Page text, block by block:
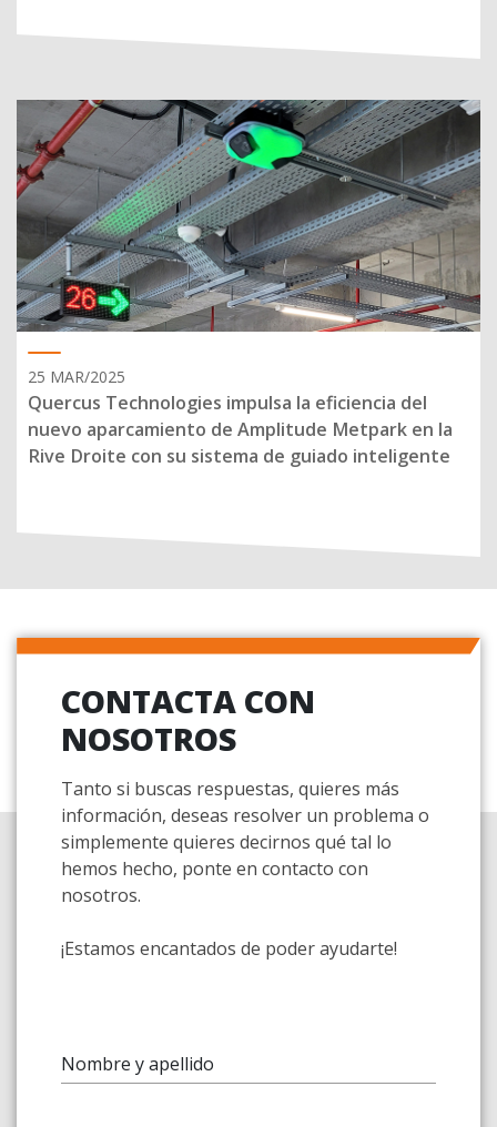
25 MAR/2025
Quercus Technologies impulsa la eficiencia del
nuevo aparcamiento de Amplitude Metpark en la
Rive Droite con su sistema de guiado inteligente
CONTACTA CON
NOSOTROS
Tanto si buscas respuestas, quieres más
información, deseas resolver un problema o
simplemente quieres decirnos qué tal lo
hemos hecho, ponte en contacto con
nosotros.
¡Estamos encantados de poder ayudarte!
Nombre y apellido